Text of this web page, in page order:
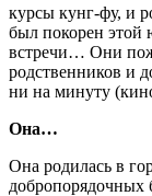
курсы кунг-фу, и
был покорен этой
встречи… Они
родственников и
ни на минуту
Она…
Она родилась в
добропорядочных